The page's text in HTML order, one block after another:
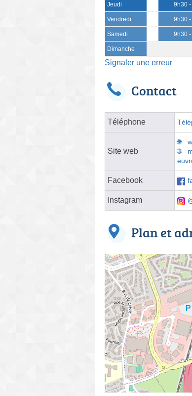
Jeudi 9h30
Vendredi 9h30
Samedi 9h30
Dimanche
Signaler une erreur
Contact
Téléphone
Site web
Facebook
Instagram
Plan et